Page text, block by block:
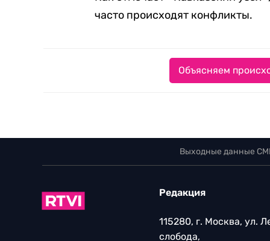
часто происходят конфликты.
Объясняем
Выходные данные
Редакция
115280, г. Москва, ул.
слобода,